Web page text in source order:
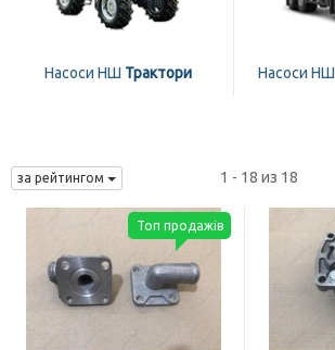
Насоси НШ Трактори Насоси НШ
за рейтингом 1 - 18 из 18
Топ продажів